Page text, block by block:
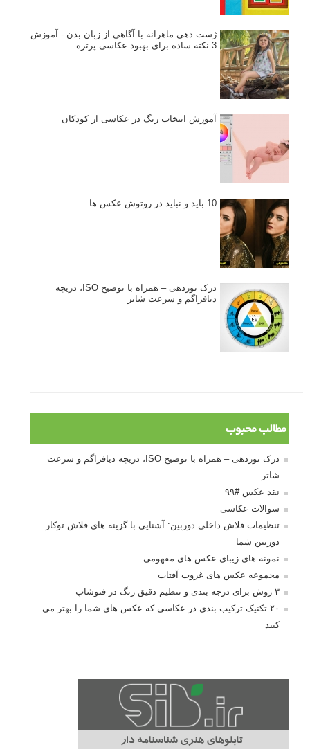
ژست دهی ماهرانه با آگاهی از زبان بدن - آموزش
3 نکته ساده برای بهبود عکاسی پرتره
آموزش انتخاب رنگ در عکاسی از کودکان
10 باید و نباید در روتوش عکس ها
درک نوردهی – همراه با توضیح ISO، دریچه
دیافراگم و سرعت شاتر
مطالب محبوب
درک نوردهی – همراه با توضیح ISO، دریچه دیافراگم و سرعت
شاتر
نقد عکس #۹۹
سوالات عکاسی
تنظیمات فلاش داخلی دوربین: آشنایی با گزینه های فلاش توکار
دوربین شما
نمونه های زیبای عکس های مفهومی
مجموعه عکس های غروب آفتاب
۳ روش برای درجه بندی و تنظیم دقیق رنگ در فتوشاپ
۲۰ تکنیک ترکیب بندی در عکاسی که عکس های شما را بهتر می
کنند